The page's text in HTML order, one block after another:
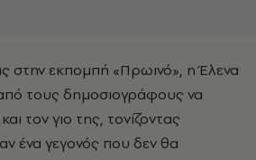
στην εκπομπή «Πρωινό», η Έλενα
τους δημοσιογράφους να
τον γιο της, τονίζοντας
ένα γεγονός που δεν θα